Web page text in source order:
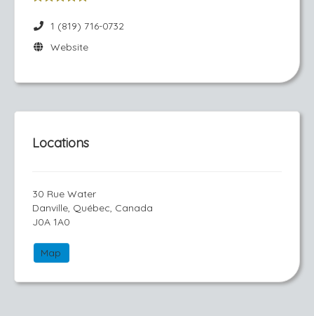
1 (819) 716-0732
Website
Locations
30 Rue Water
Danville, Québec, Canada
J0A 1A0
Map